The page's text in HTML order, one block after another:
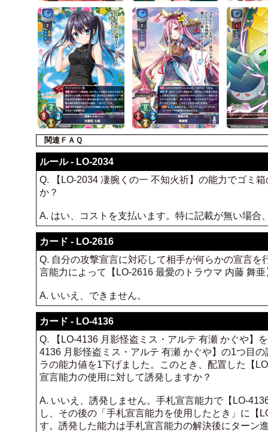
関連ＦＡＱ
ルール - LO-2034
Q. 【LO-2034 凄腕くの一 不知火祈】の能力でゴミ
か？
A. はい、コストを支払います。特に記載が無い場
カード - LO-2616
Q. 自分の攻撃宣言に対応して相手が何らかの宣言
言能力によって【LO-2616 最愛のトラウマ 内藤 舞
A. いいえ、できません。
カード - LO-4136
Q. 【LO-4136 月影怪盗ミス・アルテ 有瀬 かぐや】
4136 月影怪盗ミス・アルテ 有瀬 かぐや】の1つ目
ラの能力値を1下げました。このとき、配置した【
宣言能力の使用に対して誘発しますか？
A. いいえ、誘発しません。手札宣言能力で【LO-
し、その後の「手札宣言能力を使用したとき」に【
す。誘発した能力は手札宣言能力の解決後にターン